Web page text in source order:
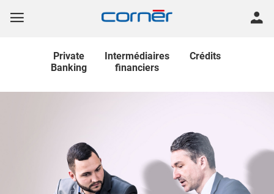
Private
Banking
Intermédiaires
financiers
Crédits